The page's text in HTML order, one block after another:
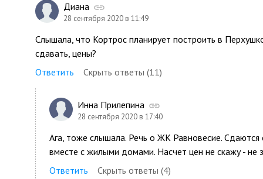
Диана
28 сентября 2020 в 11:49
Слышала, что Кортрос планирует построить в
сдавать, цены?
Ответить
Скрыть ответы (11)
Инна Прилепина
28 сентября 2020 в 17:40
Ага, тоже слышала. Речь о ЖК Равновесие.
вместе с жилыми домами. Насчет цен не скажу - не
Ответить
Скрыть ответы (4)